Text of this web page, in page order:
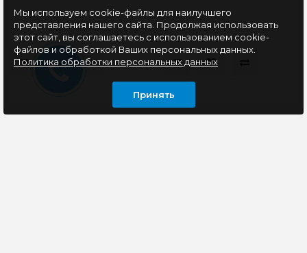
Мы используем cookie-файлы для наилучшего
представления нашего сайта. Продолжая использовать
этот сайт, вы соглашаетесь с использованием cookie-
файлов и обработкой Ваших персональных данных.
Политика обработки персональных данных
Принять